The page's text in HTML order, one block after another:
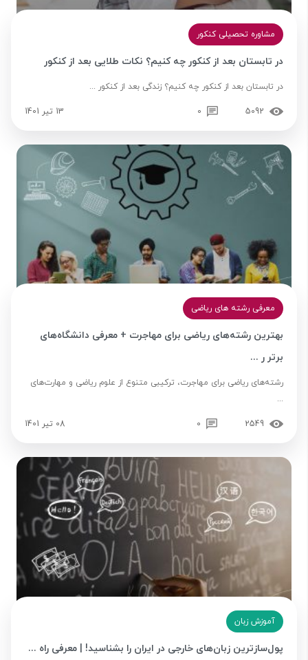
مشاوره تحصیلی کنکور
در تابستان بعد از کنکور چه کنیم؟ نکات طلایی بعد از کنکور
در تابستان بعد از کنکور چه کنیم؟ زندگی بعد از کنکور ...
5092
0 13 تیر 1401
معرفی رشته های ریاضی
بهترین رشته‌های ریاضی برای مهاجرت + معرفی دانشگاه‌های
برتر ر ...
رشته‌های ریاضی برای مهاجرت، ترکیبی متنوع از علوم ریاضی و مهارت‌های
...
2549
0 08 تیر 1401
آموزش زبان
پول‌سازترین زبان‌های خارجی در ایران را بشناسید! | معرفی راه‌ ...